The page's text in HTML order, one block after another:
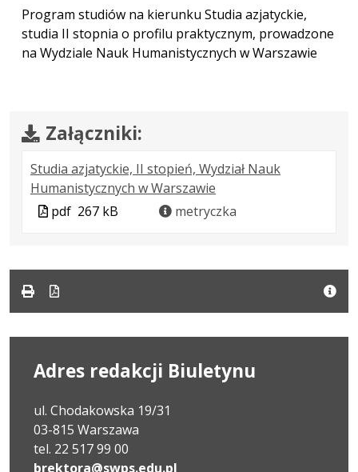
Program studiów na kierunku Studia azjatyckie,
studia II stopnia o profilu praktycznym, prowadzone
na Wydziale Nauk Humanistycznych w Warszawie
Załączniki:
Studia azjatyckie, II stopień, Wydział Nauk
Humanistycznych w Warszawie
Plik
Rozmiar
Otwiera
Plik
pdf 267 kB metryczka
Adres redakcji Biuletynu
ul. Chodakowska 19/31
03-815 Warszawa
tel. 22 517 99 00
brektora@swps.edu.pl